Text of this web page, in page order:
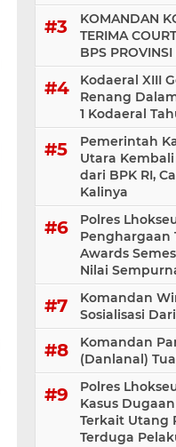
KOMANDAN
TERIMA
BPS
Kodaeral XIII
Renang
1 Kodaeral
Pemerintah
Utara
dari BPK RI,
Kalinya
Polres
Penghargaan
Awards
Nilai
Komandan
Sosialisasi
Komandan
(Danlanal)
Polres
Kasus
Terkait Utang
Terduga